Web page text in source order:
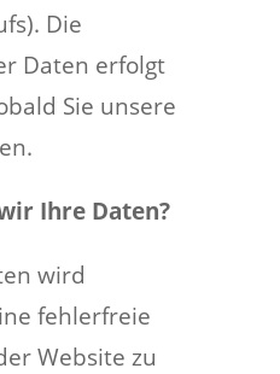
Die
Daten erfolgt
Sie unsere
Ihre Daten?
wird
fehlerfreie
Website zu